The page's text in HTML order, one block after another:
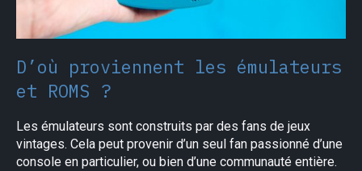
D’où proviennent les émulateurs
et ROMS ?
Les émulateurs sont construits par des fans de jeux
vintages. Cela peut provenir d’un seul fan passionné d’une
console en particulier, ou bien d’une communauté entière.